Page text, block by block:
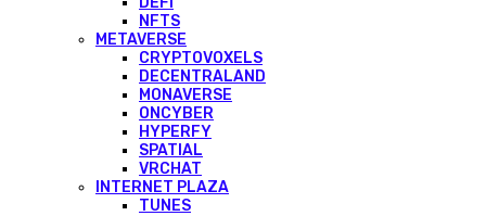
NFTS
METAVERSE
CRYPTOVOXELS
DECENTRALAND
MONAVERSE
ONCYBER
HYPERFY
SPATIAL
VRCHAT
INTERNET PLAZA
TUNES